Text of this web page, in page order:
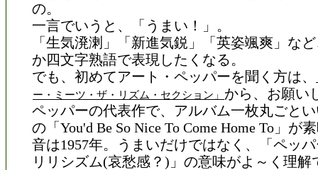
の。
一言でいうと、「うまい！」。
「生気溌溂」「新進気鋭」「英姿颯爽」な
か四文字熟語で表現したくなる。
でも、初めてアート・ペッパーを聞く方は、
ー・ミーツ・ザ・リズム・セクション」 から、お願い
ペッパーの代表作で、アルバム一枚丸ごと
の「You'd Be So Nice To Come Home To」が
音は1957年。うまいだけではなく、「ペッ
リリシズム(哀愁感？)」の意味がよ～く理解